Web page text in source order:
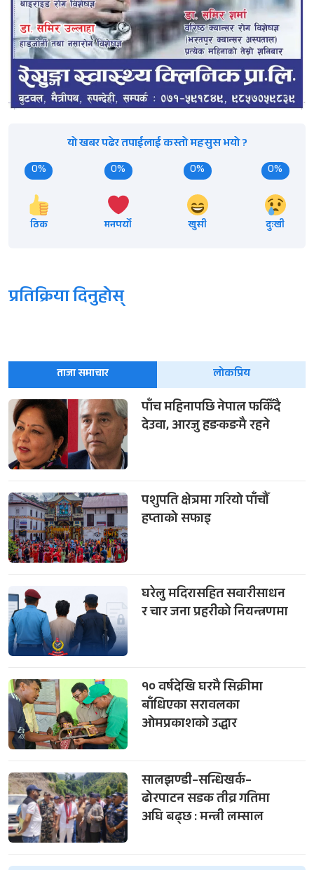
यो खबर पढेर तपाईलाई कस्तो महसुस भयो ?
0%
ठिक
0%
मनपर्यो
0%
खुसी
0%
दुःखी
प्रतिक्रिया दिनुहोस्
ताजा समाचार लोकप्रिय
पाँच महिनापछि नेपाल फर्किँदै
देउवा, आरजु हङकङमै रहने
पशुपति क्षेत्रमा गरियो पाँचौँ
हप्ताको सफाइ
घरेलु मदिरासहित सवारीसाधन
र चार जना प्रहरीको नियन्त्रणमा
१० वर्षदेखि घरमै सिक्रीमा
बाँधिएका सरावलका
ओमप्रकाशको उद्धार
सालझण्डी–सन्धिखर्क–
ढोरपाटन सडक तीव्र गतिमा
अघि बढ्छ : मन्त्री लम्साल